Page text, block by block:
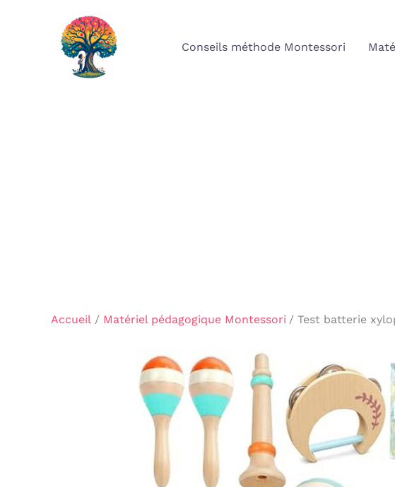
Conseils méthode Montessori
Accueil Matériel pédagogique Montessori Test batterie